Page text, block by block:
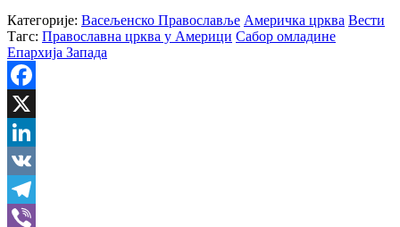
Категорије: Васељенско Православље Америчка црква Вести
Тагс: Православна црква у Америци Сабор омладине
Епархија Запада
Facebook
X
LinkedIn
VK
Telegram